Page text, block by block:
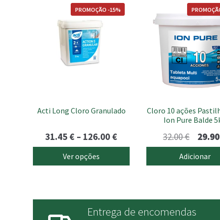
Acti Long Cloro Granulado
PROMOÇÃO -15%
31.45 € – 126.00 €
range:
31.45 €
Ver opções
on
product
Cloro 10 ações
Ion Pure Balde
32.00€
preço
29.90
Adicionar
Entrega de encomendas